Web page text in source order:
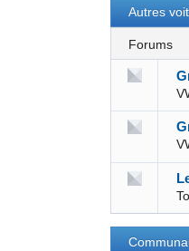
Autres
Forums